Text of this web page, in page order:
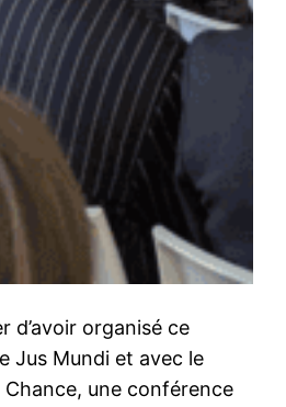
d’avoir organisé ce
Jus Mundi et avec le
une conférence